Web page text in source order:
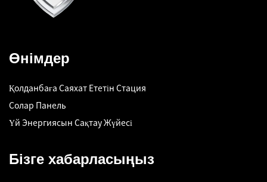
Өнімдер
Қолданбаға Саяхат Ететін Стация
Солар Панель
Үй Энергиясын Сақтау Жүйесі
Бізге хабарласыңыз